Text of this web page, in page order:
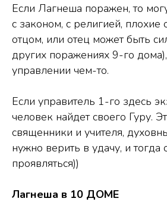
Если Лагнеша поражен, то
с законом, с религией, плохие
отцом, или отец может быть
других поражениях 9-го
управлении чем-то.
Если управитель 1-го здесь
человек найдет своего Гуру.
священники и учителя,
нужно верить в удачу, и тогда
проявляться))
Лагнеша в 10 ДОМЕ